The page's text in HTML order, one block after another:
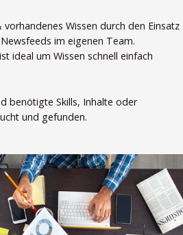
Wissen durch den Einsatz
im eigenen Team.
ideal um Wissen schnell einfach
benötigte Skills, Inhalte oder
und gefunden.